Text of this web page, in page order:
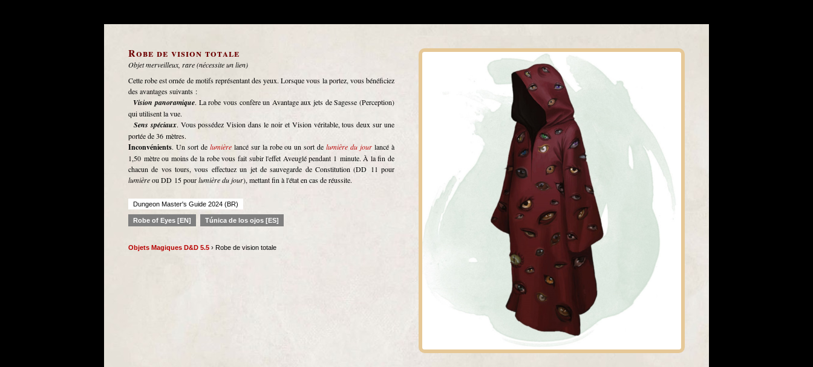
Robe de vision totale
Objet merveilleux, rare (nécessite un lien)
Cette robe est ornée de motifs représentant des yeux. Lorsque vous la portez, vous bénéficiez
des avantages suivants :
Vision panoramique. La robe vous confère un Avantage aux jets de Sagesse (Perception)
qui utilisent la vue.
Sens spéciaux. Vous possédez Vision dans le noir et Vision véritable, tous deux sur une
portée de 36 mètres.
Inconvénients. Un sort de lumièrelancé sur la robe ou un sort delumière du jour lancé à
1,50 mètre ou moins de la robe vous fait subir l'effet Aveuglé pendant 1 minute. À la fin de
chacun de vos tours, vous effectuez un jet de sauvegarde de Constitution (DD 11 pour
lumièreou DD 15 pourlumière du jour), mettant fin à l'état en cas de réussite.
Dungeon Master's Guide 2024 (BR)
Robe of Eyes [EN] Túnica de los ojos [ES]
Objets Magiques D&D 5.5 › Robe de vision totale